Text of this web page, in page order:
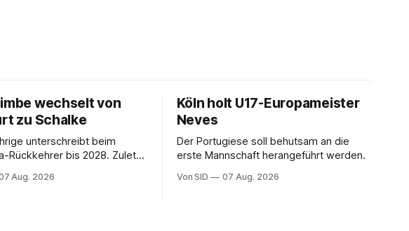
wechselt von
zu Schalke
unterschreibt beim
Rückkehrer bis 2028. Zuletzt
Aug. 2026
Köln holt U17-Europameister
Neves
Der Portugiese soll behutsam an die
erste Mannschaft herangeführt werden.
Von SID 07 Aug. 2026